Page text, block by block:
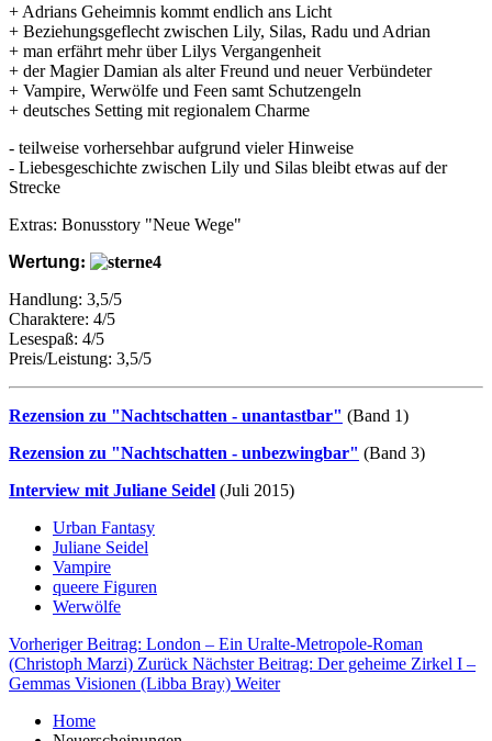
+ Adrians Geheimnis kommt endlich ans Licht
+ Beziehungsgeflecht zwischen Lily, Silas, Radu und Adrian
+ man erfährt mehr über Lilys Vergangenheit
+ der Magier Damian als alter Freund und neuer Verbündeter
+ Vampire, Werwölfe und Feen samt Schutzengeln
+ deutsches Setting mit regionalem Charme
- teilweise vorhersehbar aufgrund vieler Hinweise
- Liebesgeschichte zwischen Lily und Silas bleibt etwas auf der
Strecke
Extras: Bonusstory "Neue Wege"
Wertung:
Handlung: 3,5/5
Charaktere: 4/5
Lesespaß: 4/5
Preis/Leistung: 3,5/5
Rezension zu "Nachtschatten - unantastbar" (Band 1)
Rezension zu "Nachtschatten - unbezwingbar" (Band 3)
Interview mit Juliane Seidel (Juli 2015)
Urban Fantasy
Juliane Seidel
Vampire
queere Figuren
Werwölfe
Vorheriger Beitrag: London – Ein Uralte-Metropole-Roman
(Christoph Marzi) Zurück Nächster Beitrag: Der geheime Zirkel I –
Gemmas Visionen (Libba Bray) Weiter
Home